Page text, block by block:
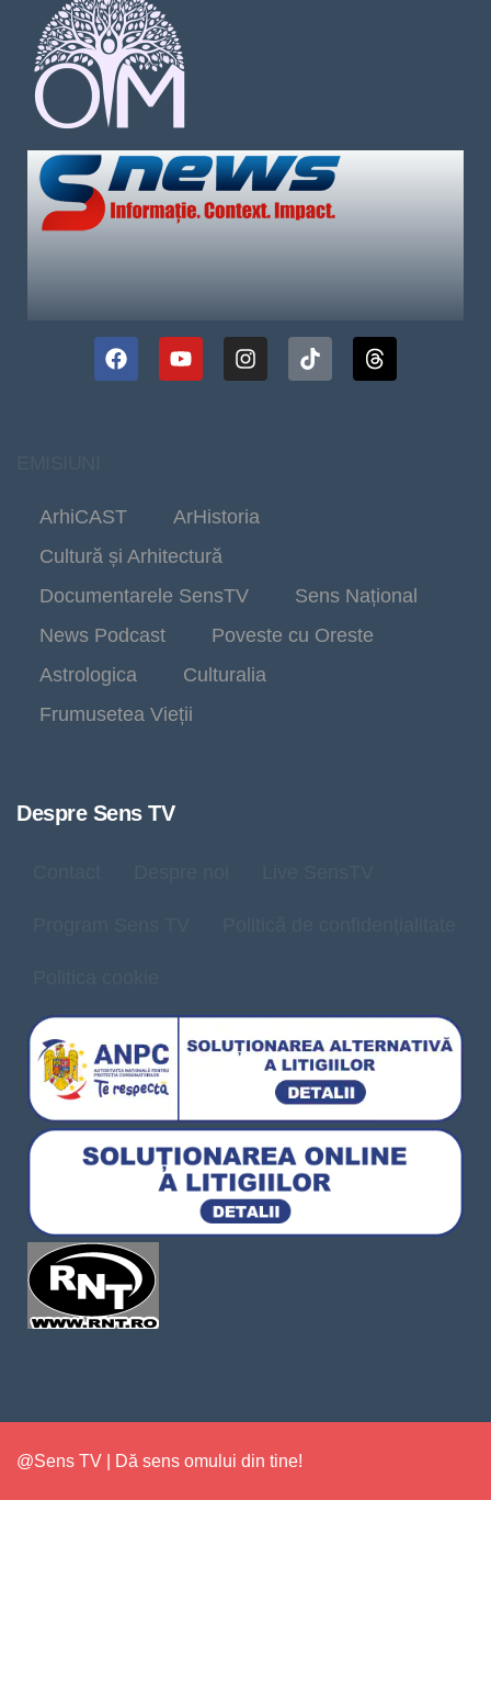
ArhiCAST
ArHistoria
Cultură și Arhitectură
Documentarele SensTV
Sens Național
News Podcast
Poveste cu Oreste
Astrologica
Culturalia
Frumusetea Vieții
Despre Sens TV
@Sens TV | Dă sens omului din tine!